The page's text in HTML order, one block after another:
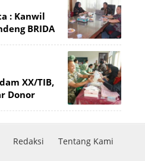
: Kanwil
BRIDA
XX/TIB,
Donor
Redaksi Tentang Kami